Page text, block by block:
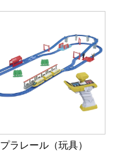
プラレール（玩具）